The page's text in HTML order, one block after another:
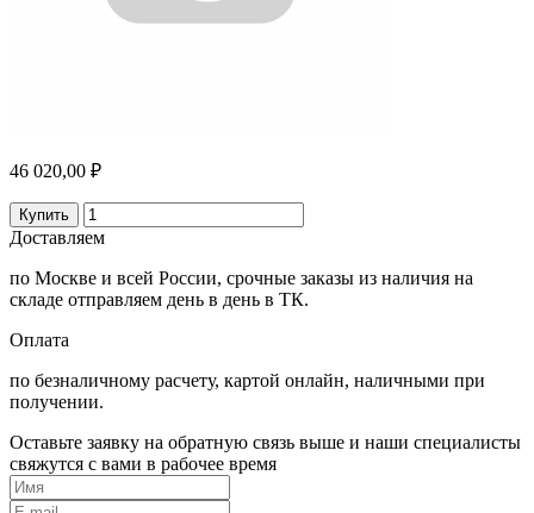
46 020,00 ₽
Купить
Доставляем
по Москве и всей России, срочные заказы из наличия на
складе отправляем день в день в ТК.
Оплата
по безналичному расчету, картой онлайн, наличными при
получении.
Оставьте заявку на обратную связь выше и наши специалисты
свяжутся с вами в рабочее время